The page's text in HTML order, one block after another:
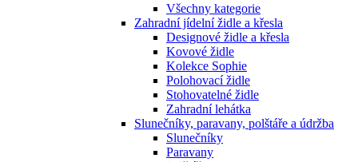
Všechny kategorie
Zahradní jídelní židle a křesla
Designové židle a křesla
Kovové židle
Kolekce Sophie
Polohovací židle
Stohovatelné židle
Zahradní lehátka
Slunečníky, paravany, polštáře a údržba
Slunečníky
Paravany